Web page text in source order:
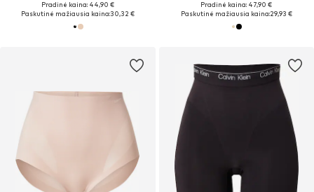
Pradinė kaina: 44,90 €
Paskutinė mažiausia kaina:30,32 €
Pradinė kaina: 47,90 €
Paskutinė mažiausia kaina:29,93 €